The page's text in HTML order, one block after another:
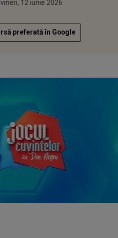
vineri, 12 iunie 2026
Actualizat:
vineri, 12 iunie 2026
preferată în Google